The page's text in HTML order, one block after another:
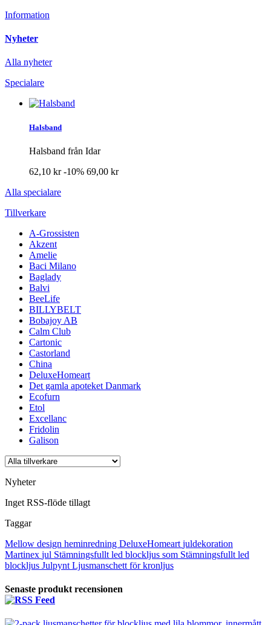
Information
Nyheter
Alla nyheter
Specialare
Halsband
Halsband från Idar
62,10 kr-10% 69,00 kr
Alla specialare
Tillverkare
A-Grossisten
Akzent
Amelie
Baci Milano
Baglady
Balvi
BeeLife
BILLYBELT
Bobajoy AB
Calm Club
Cartonic
Castorland
China
DeluxeHomeart
Det gamla apoteket Danmark
Ecofurn
Etol
Excellanc
Fridolin
Galison
Nyheter
Inget RSS-flöde tillagt
Taggar
Mellow design heminredning DeluxeHomeart juldekoration
Martinex jul Stämningsfullt led blockljus som Stämningsfullt led
blockljus Julpynt Ljusmanschett för kronljus
Senaste produkt recensionen